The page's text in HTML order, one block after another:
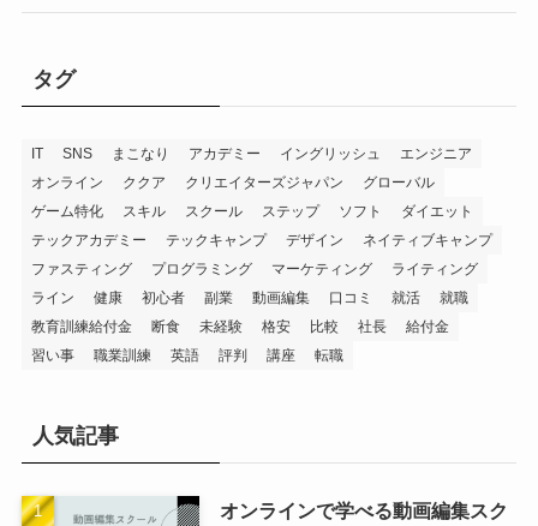
タグ
IT SNS まこなり アカデミー イングリッシュ
エンジニア
オンライン
ククア クリエイターズジャパン
グローバル
ゲーム特化
スキル スクール ステップ ソフト
ダイエット
テックアカデミー
テックキャンプ デザイン
ネイティブキャンプ
ファスティング
プログラミング マーケティング
ライティング
ライン
健康 初心者 副業 動画編集 口コミ 就活
就職
教育訓練給付金
断食 未経験 格安 比較 社長
給付金
習い事
職業訓練 英語 評判 講座 転職
人気記事
オンラインで学べる動画編集スク